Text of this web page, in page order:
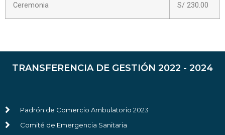
Ceremonia S/ 230.00
TRANSFERENCIA DE GESTIÓN 2022 - 2024
Padrón de Comercio Ambulatorio 2023
Comité de Emergencia Sanitaria